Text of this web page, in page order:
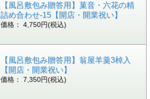
【風呂敷包み贈答用】菓音・六花の精
詰め合わせ-15【開店・開業祝い】
価格： 4,750円(税込)
【風呂敷包み贈答用】翁屋羊羹3棹入
【開店・開業祝い】
価格： 7,350円(税込)